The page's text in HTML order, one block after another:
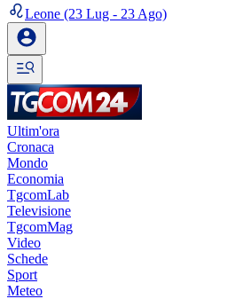
Leone (23 Lug - 23 Ago)
Ultim'ora
Cronaca
Mondo
Economia
TgcomLab
Televisione
TgcomMag
Video
Schede
Sport
Meteo